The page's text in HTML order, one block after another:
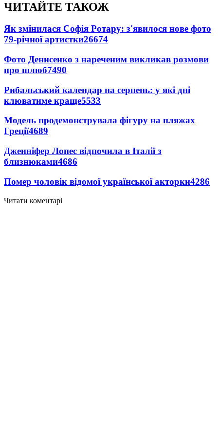
ЧИТАЙТЕ ТАКОЖ
Як змінилася Софія Ротару: з'явилося нове фото
79-річної артистки26674
Фото Денисенко з нареченим викликав розмови
про шлюб7490
Рибальський календар на серпень: у які дні
клюватиме краще5533
Модель продемонструвала фігуру на пляжах
Греції4689
Дженніфер Лопес відпочила в Італії з
близнюками4686
Помер чоловік відомої української акторки4286
Читати коментарі